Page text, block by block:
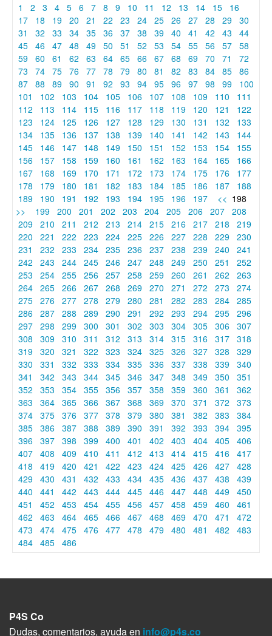
1 2 3 4 5 6 7 8 9 10 11 12 13 14 15
16
17
18 19 20 21 22 23 24 25 26 27 28 29 30
31
32 33 34 35 36 37 38 39 40 41 42 43
44
45 46 47 48 49 50 51 52 53 54 55 56 57 58
59 60 61 62 63 64 65 66 67 68 69 70 71
72
73
74 75 76 77 78 79 80 81 82 83 84 85 86
87 88 89 90 91 92 93 94 95 96 97 98 99
100
101
102 103 104 105 106 107 108 109 110
111
112
113 114 115 116 117 118 119 120 121
122
123
124 125 126 127 128 129 130 131 132
133
134
135 136 137 138 139 140 141 142 143
144
145
146 147 148 149 150 151 152 153 154
155
156
157 158 159 160 161 162 163 164 165
166
167
168 169 170 171 172 173 174 175 176
177
178
179 180 181 182 183 184 185 186 187
188
189
190 191 192 193 194 195 196 197 << 198
>>
199 200 201 202 203 204 205 206 207 208
209 210 211 212 213 214 215 216 217 218
219
220
221 222 223 224 225 226 227 228 229 230
231
232 233 234 235 236 237 238 239 240
241
242
243 244 245 246 247 248 249 250 251
252
253
254 255 256 257 258 259 260 261 262
263
264 265 266 267 268 269 270 271 272 273
274
275 276 277 278 279 280 281 282 283 284 285
286 287 288 289 290 291 292 293 294 295 296
297 298 299 300 301 302 303 304 305 306 307
308
309 310 311 312 313 314 315 316 317 318
319 320 321 322 323 324 325 326 327 328
329
330
331 332 333 334 335 336 337 338 339 340
341
342 343 344 345 346 347 348 349 350
351
352
353 354 355 356 357 358 359 360 361
362
363
364 365 366 367 368 369 370 371 372
373
374 375 376 377 378 379 380 381 382 383
384
385 386 387 388 389 390 391 392 393 394 395
396 397 398 399 400 401 402 403 404 405 406
407 408 409 410 411 412 413 414 415 416 417
418
419 420 421 422 423 424 425 426 427 428
429 430 431 432 433 434 435 436 437 438
439
440
441 442 443 444 445 446 447 448 449 450
451
452 453 454 455 456 457 458 459 460
461
462
463 464 465 466 467 468 469 470 471
472
473
474 475 476 477 478 479 480 481 482
483
484 485 486
P4S Co
Dudas, comentarios, ayuda en info@p4s.co